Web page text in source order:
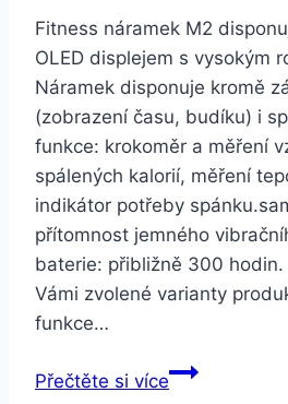
Fitness náramek M2
OLED displejem s vysokým
Náramek disponuje kromě
(zobrazení času, budíku) i
funkce: krokoměr a měření
spálených kalorií, měření
indikátor potřeby
přítomnost jemného
baterie: přibližně 300 hodin.
Vámi zvolené varianty
funkce…
Přečtěte si víceSmartuj